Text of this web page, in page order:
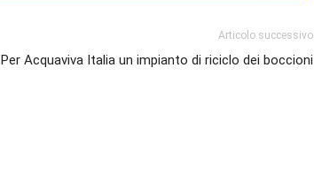
Articolo successivo
Per Acquaviva Italia un impianto di riciclo dei boccioni